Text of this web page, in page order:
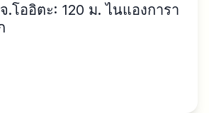
.โออิตะ: 120 ม. ไนแองการา